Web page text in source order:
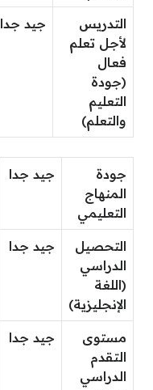
التدريس
لأجل تعلم
فعال
(جودة
التعليم
والتعلم)
جيد جدا
جودة
المنهاج
التعليمي
جيد جدا
التحصيل
الدراسي
(اللغة
الإنجليزية)
جيد جدا
مستوى
التقدم
الدراسي
جيد جدا